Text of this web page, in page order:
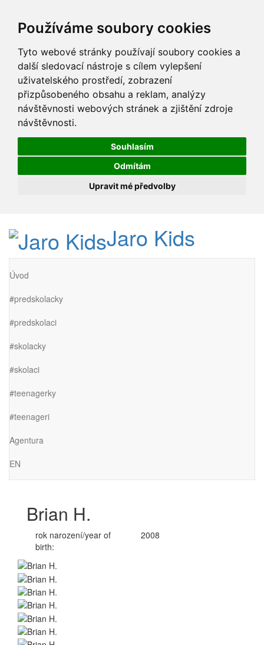
Používáme soubory cookies
Tyto webové stránky používají soubory cookies a
další sledovací nástroje s cílem vylepšení
uživatelského prostředí, zobrazení
přizpůsobeného obsahu a reklam, analýzy
návštěvnosti webových stránek a zjištění zdroje
návštěvnosti.
Souhlasím
Odmítám
Upravit mé předvolby
Jaro Kids
Úvod
#predskolacky
#predskolaci
#skolacky
#skolaci
#teenagerky
#teenageri
Agentura
EN
Brian H.
rok narození/year of
birth:
2008